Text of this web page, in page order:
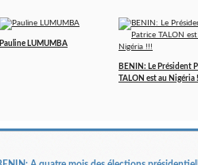
Pauline LUMUMBA
BENIN: Le Président
TALON est au Nigéria